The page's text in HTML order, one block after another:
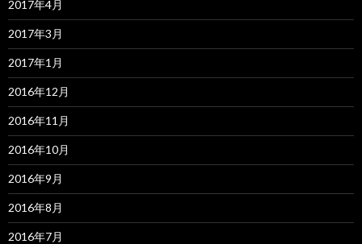
2017年4月
2017年3月
2017年1月
2016年12月
2016年11月
2016年10月
2016年9月
2016年8月
2016年7月